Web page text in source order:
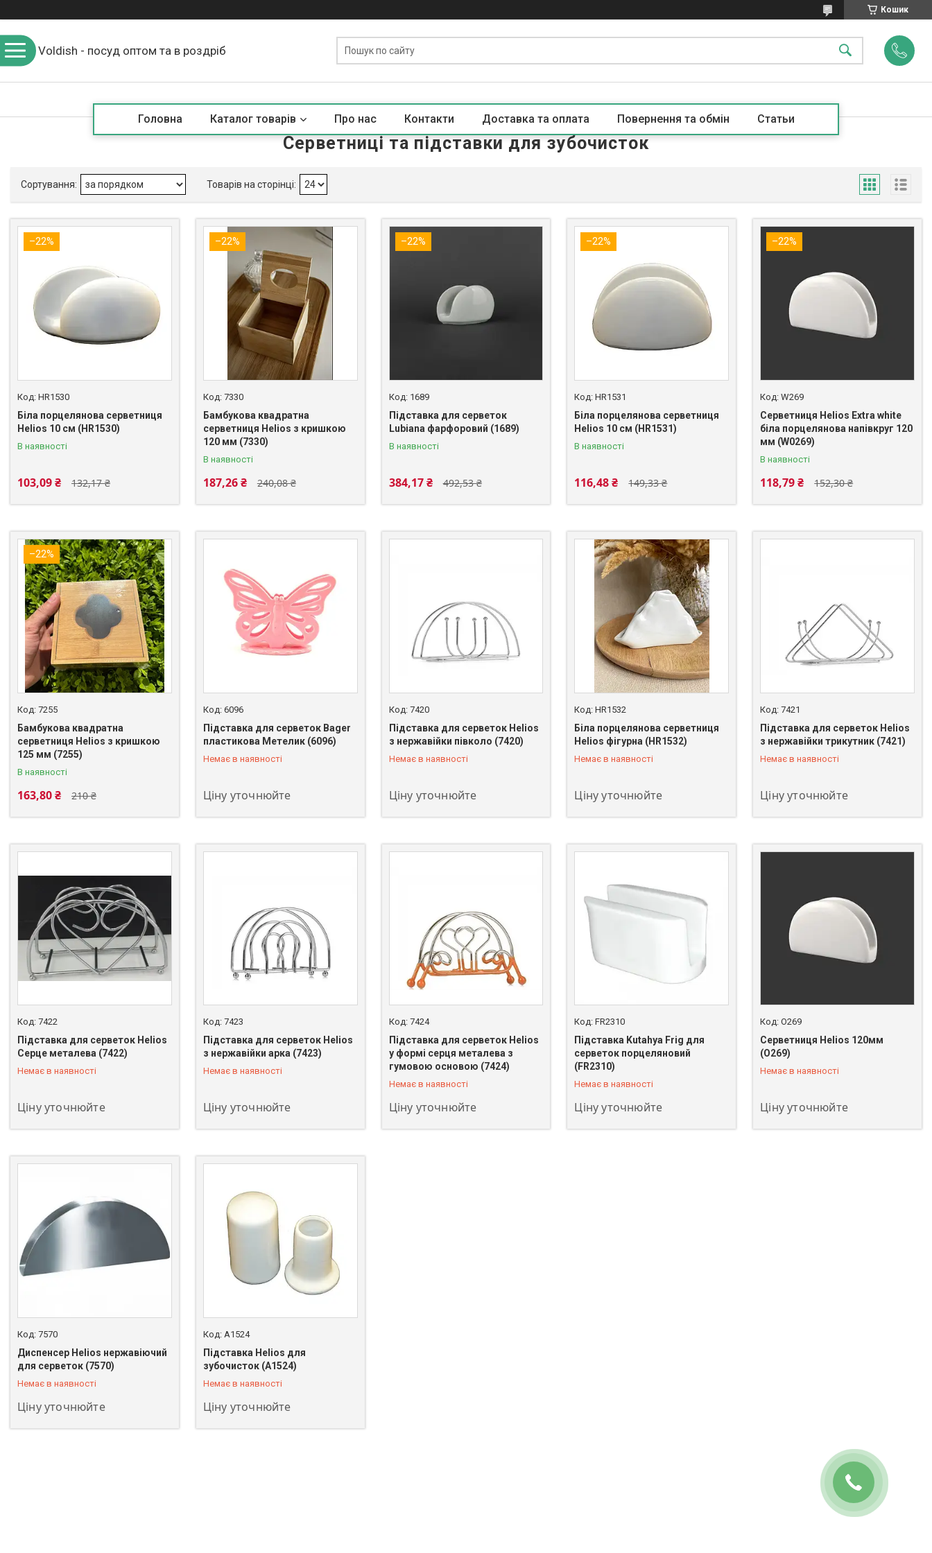
Кошик
Voldish - посуд оптом та в роздріб
Головна Каталог товарів Про нас Контакти Доставка та оплата Повернення та обмін Статьи
Серветниці та підставки для зубочисток
–22%
HR1530
Біла порцелянова серветниця
Helios 10 см (HR1530)
В наявності
132,17 ₴
103,09 ₴
–22%
7330
Бамбукова квадратна
серветниця Helios з кришкою
120 мм (7330)
В наявності
240,08 ₴
187,26 ₴
–22%
1689
Підставка для серветок
Lubiana фарфоровий (1689)
В наявності
492,53 ₴
384,17 ₴
–22%
HR1531
Біла порцелянова серветниця
Helios 10 см (HR1531)
В наявності
149,33 ₴
116,48 ₴
–22%
W269
Серветниця Helios Extra white
біла порцелянова напівкруг 120
мм (W0269)
В наявності
152,30 ₴
118,79 ₴
–22%
7255
Бамбукова квадратна
серветниця Helios з кришкою
125 мм (7255)
В наявності
210 ₴
163,80 ₴
6096
Підставка для серветок Bager
пластикова Метелик (6096)
Немає в наявності
Ціну уточнюйте
7420
Підставка для серветок Helios
з нержавійки півколо (7420)
Немає в наявності
Ціну уточнюйте
HR1532
Біла порцелянова серветниця
Helios фігурна (HR1532)
Немає в наявності
Ціну уточнюйте
7421
Підставка для серветок Helios
з нержавійки трикутник (7421)
Немає в наявності
Ціну уточнюйте
7422
Підставка для серветок Helios
Серце металева (7422)
Немає в наявності
Ціну уточнюйте
7423
Підставка для серветок Helios
з нержавійки арка (7423)
Немає в наявності
Ціну уточнюйте
7424
Підставка для серветок Helios
у формі серця металева з
гумовою основою (7424)
Немає в наявності
Ціну уточнюйте
+380 (93) 483-02-95
FR2310
Підставка Kutahya Frig для
серветок порцеляновий
(FR2310)
Немає в наявності
Ціну уточнюйте
+380 (93) 483-02-95
O269
Серветниця Helios 120мм
(O269)
Немає в наявності
Ціну уточнюйте
7570
Диспенсер Helios нержавіючий
для серветок (7570)
Немає в наявності
Ціну уточнюйте
+380 (93) 483-02-95
A1524
Підставка Helios для
зубочисток (A1524)
Немає в наявності
Ціну уточнюйте
+380 (93) 483-02-95